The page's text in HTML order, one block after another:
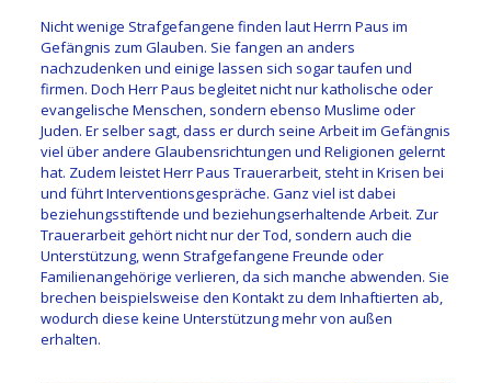
Nicht wenige Strafgefangene finden laut Herrn Paus im
Gefängnis zum Glauben. Sie fangen an anders
nachzudenken und einige lassen sich sogar taufen und
firmen. Doch Herr Paus begleitet nicht nur katholische oder
evangelische Menschen, sondern ebenso Muslime oder
Juden. Er selber sagt, dass er durch seine Arbeit im Gefängnis
viel über andere Glaubensrichtungen und Religionen gelernt
hat. Zudem leistet Herr Paus Trauerarbeit, steht in Krisen bei
und führt Interventionsgespräche. Ganz viel ist dabei
beziehungsstiftende und beziehungserhaltende Arbeit. Zur
Trauerarbeit gehört nicht nur der Tod, sondern auch die
Unterstützung, wenn Strafgefangene Freunde oder
Familienangehörige verlieren, da sich manche abwenden. Sie
brechen beispielsweise den Kontakt zu dem Inhaftierten ab,
wodurch diese keine Unterstützung mehr von außen
erhalten.